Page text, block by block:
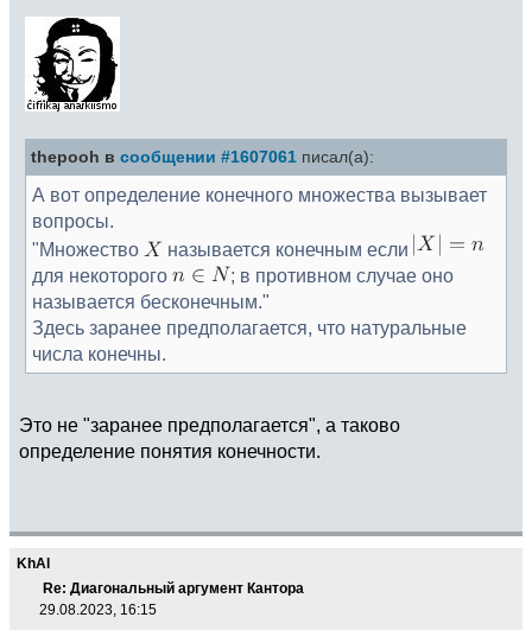
thepooh в сообщении #1607061 писал(а):
А вот определение конечного множества вызывает
вопросы.
"Множество
называется конечным если
для некоторого
; в противном случае оно
называется бесконечным."
Здесь заранее предполагается, что натуральные
числа конечны.
Это не "заранее предполагается", а таково
определение понятия конечности.
KhAl
Re: Диагональный аргумент Кантора
29.08.2023, 16:15